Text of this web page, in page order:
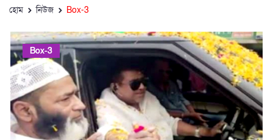
হোম নিউজ Box-3
Box-3